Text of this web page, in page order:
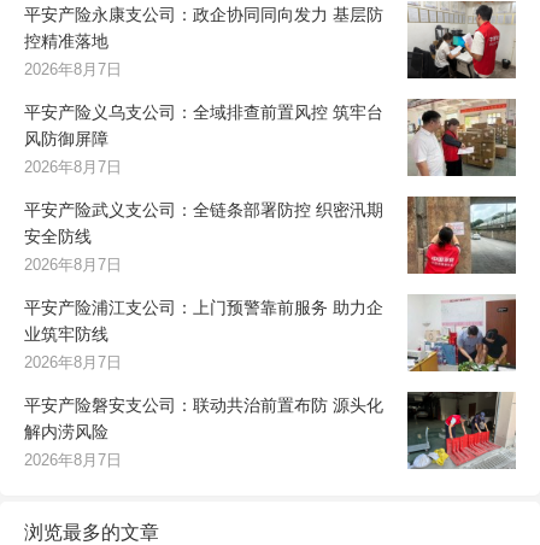
平安产险永康支公司：政企协同同向发力 基层防
控精准落地
2026年8月7日
平安产险义乌支公司：全域排查前置风控 筑牢台
风防御屏障
2026年8月7日
平安产险武义支公司：全链条部署防控 织密汛期
安全防线
2026年8月7日
平安产险浦江支公司：上门预警靠前服务 助力企
业筑牢防线
2026年8月7日
平安产险磐安支公司：联动共治前置布防 源头化
解内涝风险
2026年8月7日
浏览最多的文章